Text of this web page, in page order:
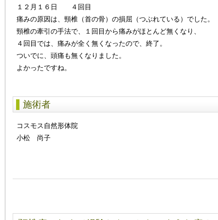
１２月１６日 ４回目
痛みの原因は、頸椎（首の骨）の損屈（つぶれている）でした。
頸椎の牽引の手法で、１回目から痛みがほとんど無くなり、
４回目では、痛みが全く無くなったので、終了。
ついでに、頭痛も無くなりました。
よかったですね。
施術者
コスモス自然形体院
小松 尚子